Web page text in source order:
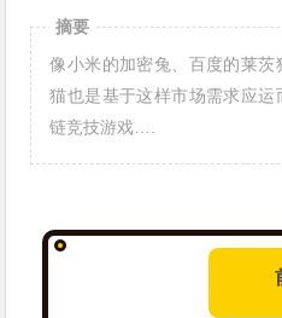
摘要
像小米的加密兔、百度的莱
猫也是基于这样市场需求应
链竞技游戏….